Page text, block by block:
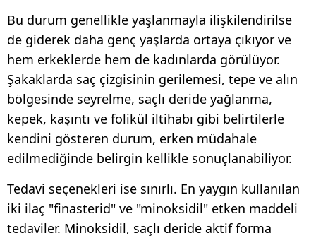
Bu durum genellikle yaşlanmayla ilişkilendirilse
de giderek daha genç yaşlarda ortaya çıkıyor ve
hem erkeklerde hem de kadınlarda görülüyor.
Şakaklarda saç çizgisinin gerilemesi, tepe ve alın
bölgesinde seyrelme, saçlı deride yağlanma,
kepek, kaşıntı ve folikül iltihabı gibi belirtilerle
kendini gösteren durum, erken müdahale
edilmediğinde belirgin kellikle sonuçlanabiliyor.
Tedavi seçenekleri ise sınırlı. En yaygın kullanılan
iki ilaç "finasterid" ve "minoksidil" etken maddeli
tedaviler. Minoksidil, saçlı deride aktif forma